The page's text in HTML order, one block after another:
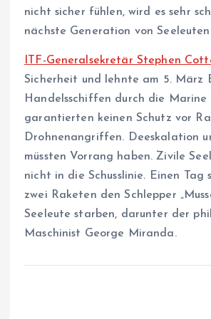
nicht sicher fühlen, wird es sehr
nächste Generation von
ITF-Generalsekretär Stephen
Sicherheit und lehnte am 5. März
Handelsschiffen durch die Marine
garantierten keinen Schutz vor
Drohnenangriffen. Deeskalation
müssten Vorrang haben. Zivile
nicht in die Schusslinie. Einen
zwei Raketen den Schlepper
Seeleute starben, darunter der
Maschinist George Miranda.